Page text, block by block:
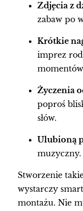
Zdjęcia z
zabaw po
Krótkie
imprez
Życzenia
poproś
słów.
Ulubioną
muzyczny.
Stworzenie
wystarczy
montażu. Nie